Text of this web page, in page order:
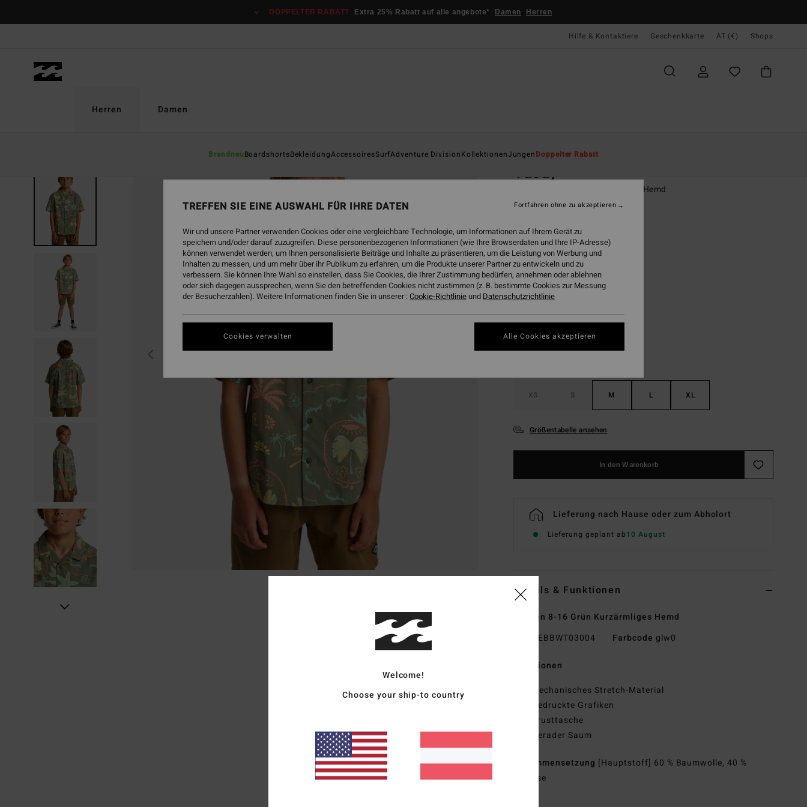
DOPPELTER RABATT Extra 25% Rabatt auf alle angebote* Damen Herren
Hilfe & Kontaktiere Geschenkkarte AT (€) Shops
Herren
BrandneuBoardshortsBekleidungAccessoiresSurfAdventure DivisionKollektionenJungenDoppelter Rabatt
Damen
Vacay
Jungen 8-16 Grün Kurzärmliges Hemd
€ 14,98
SALE
DOPPELTER RABATT EXTRA 25%
FarbeMoss Green
XS S M L XL
Größentabelle ansehen
In den Warenkorb
Lieferung nach Hause oder zum Abholort
Lieferung geplant ab10 August
Details & Funktionen
Jungen 8-16 Grün Kurzärmliges Hemd
EBBWT03004 Farbcode glw0
Funktionen
Mechanisches Stretch-Material
Gedruckte Grafiken
Brusttasche
Gerader Saum
Zusammensetzung [Hauptstoff] 60 % Baumwolle, 40 %
Viskose
Welcome!
Choose your ship-to country
TREFFEN SIE EINE AUSWAHL FÜR IHRE DATEN
Wir und unsere Partner verwenden Cookies oder eine vergleichbare Technologie, um Informationen auf Ihrem Gerät zu
speichern und/oder darauf zuzugreifen. Diese personenbezogenen Informationen (wie Ihre Browserdaten und Ihre IP-Adresse)
können verwendet werden, um Ihnen personalisierte Beiträge und Inhalte zu präsentieren, um die Leistung von Werbung und
Inhalten zu messen, und um mehr über ihr Publikum zu erfahren, um die Produkte unserer Partner zu entwickeln und zu
verbessern. Sie können Ihre Wahl so einstellen, dass Sie Cookies, die Ihrer Zustimmung bedürfen, annehmen oder ablehnen
oder sich dagegen aussprechen, wenn Sie den betreffenden Cookies nicht zustimmen (z. B. bestimmte Cookies zur Messung
der Besucherzahlen). Weitere Informationen finden Sie in unserer :Cookie-Richtlinie und Datenschutzrichtlinie
Cookies verwalten
Fortfahren ohne zu akzeptieren
Alle Cookies akzeptieren